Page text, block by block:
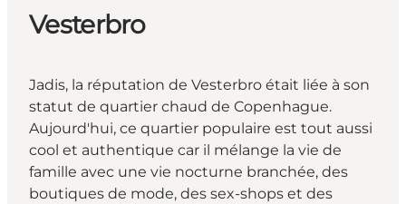
Vesterbro
Jadis, la réputation de Vesterbro était liée à son
statut de quartier chaud de Copenhague.
Aujourd'hui, ce quartier populaire est tout aussi
cool et authentique car il mélange la vie de
famille avec une vie nocturne branchée, des
boutiques de mode, des sex-shops et des